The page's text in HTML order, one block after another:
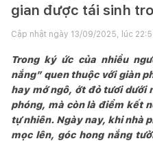
gian được tái sinh
Cập nhật ngày 13/09/2025, lúc
Trong ký ức của nhiều
nắng” quen thuộc với giàn
hay mớ ngô, ớt đỏ tươi dưới
phóng, mà còn là điểm kết
tự nhiên. Ngày nay, khi nhà
mọc lên, góc hong nắng